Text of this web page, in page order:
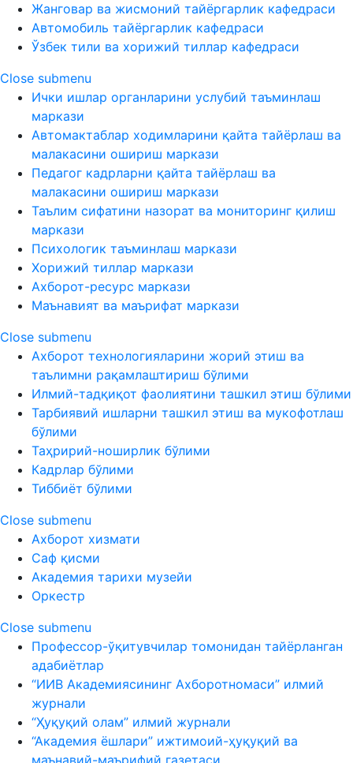
Жанговар ва жисмоний тайёргарлик кафедраси
Автомобиль тайёргарлик кафедраси
Ўзбек тили ва хорижий тиллар кафедраси
Close submenu
Ички ишлар органларини услубий таъминлаш
маркази
Автомактаблар ходимларини қайта тайёрлаш ва
малакасини ошириш маркази
Педагог кадрларни қайта тайёрлаш ва
малакасини ошириш маркази
Таълим сифатини назорат ва мониторинг қилиш
маркази
Психологик таъминлаш маркази
Хорижий тиллар маркази
Ахборот-ресурс маркази
Маънавият ва маърифат маркази
Close submenu
Ахборот технологияларини жорий этиш ва
таълимни рақамлаштириш бўлими
Илмий-тадқиқот фаолиятини ташкил этиш бўлими
Тарбиявий ишларни ташкил этиш ва мукофотлаш
бўлими
Таҳририй-ноширлик бўлими
Кадрлар бўлими
Тиббиёт бўлими
Close submenu
Ахборот хизмати
Саф қисми
Академия тарихи музейи
Оркестр
Close submenu
Профессор-ўқитувчилар томонидан тайёрланган
адабиётлар
“ИИВ Академиясининг Ахборотномаси” илмий
журнали
“Ҳуқуқий олам” илмий журнали
“Академия ёшлари” ижтимоий-ҳуқуқий ва
маънавий-маърифий газетаси